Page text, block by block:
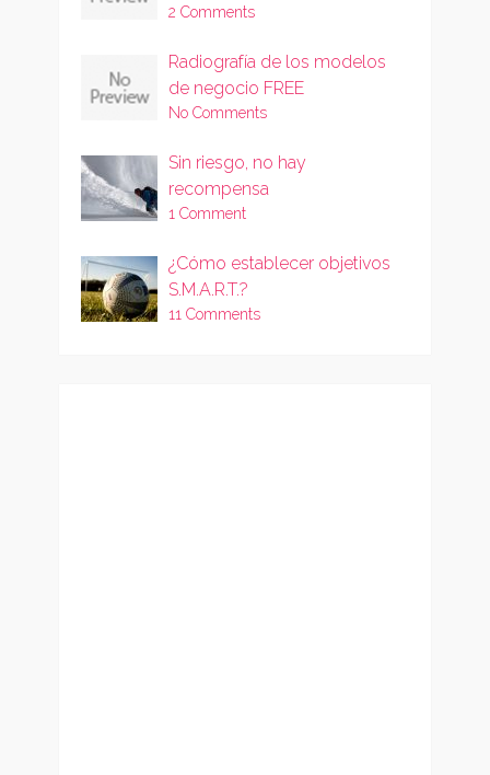
2 Comments
Radiografía de los modelos
de negocio FREE
No Comments
Sin riesgo, no hay
recompensa
1 Comment
¿Cómo establecer objetivos
S.M.A.R.T.?
11 Comments